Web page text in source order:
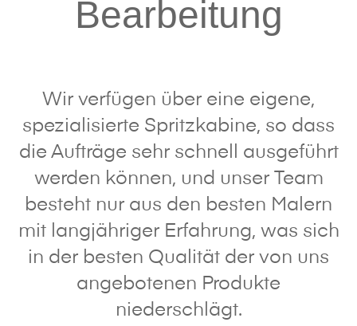
Bearbeitung
Wir verfügen über eine eigene,
spezialisierte Spritzkabine, so dass
die Aufträge sehr schnell ausgeführt
werden können, und unser Team
besteht nur aus den besten Malern
mit langjähriger Erfahrung, was sich
in der besten Qualität der von uns
angebotenen Produkte
niederschlägt.